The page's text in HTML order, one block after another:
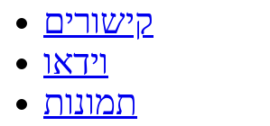
קישורים
וידאו
תמונות